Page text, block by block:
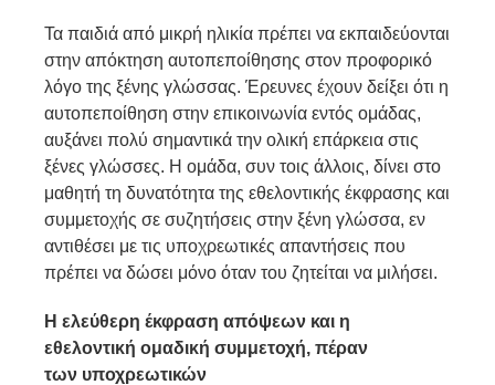
Τα παιδιά από μικρή ηλικία πρέπει να εκπαιδεύονται
στην απόκτηση αυτοπεποίθησης στον προφορικό
λόγο της ξένης γλώσσας. Έρευνες έχουν δείξει ότι η
αυτοπεποίθηση στην επικοινωνία εντός ομάδας,
αυξάνει πολύ σημαντικά την ολική επάρκεια στις
ξένες γλώσσες. Η ομάδα, συν τοις άλλοις, δίνει στο
μαθητή τη δυνατότητα της εθελοντικής έκφρασης και
συμμετοχής σε συζητήσεις στην ξένη γλώσσα, εν
αντιθέσει με τις υποχρεωτικές απαντήσεις που
πρέπει να δώσει μόνο όταν του ζητείται να μιλήσει.
H ελεύθερη έκφραση απόψεων και η
εθελοντική ομαδική συμμετοχή, πέραν
των υποχρεωτικών